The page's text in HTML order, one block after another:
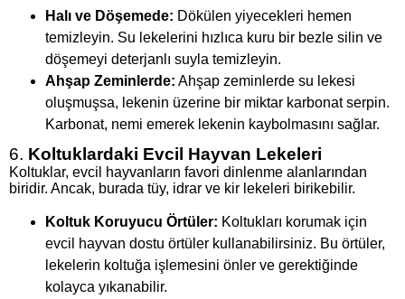
Halı ve Döşemede: Dökülen yiyecekleri hemen
temizleyin. Su lekelerini hızlıca kuru bir bezle silin ve
döşemeyi deterjanlı suyla temizleyin.
Ahşap Zeminlerde: Ahşap zeminlerde su lekesi
oluşmuşsa, lekenin üzerine bir miktar karbonat serpin.
Karbonat, nemi emerek lekenin kaybolmasını sağlar.
6. Koltuklardaki Evcil Hayvan Lekeleri
Koltuklar, evcil hayvanların favori dinlenme alanlarından
biridir. Ancak, burada tüy, idrar ve kir lekeleri birikebilir.
Koltuk Koruyucu Örtüler: Koltukları korumak için
evcil hayvan dostu örtüler kullanabilirsiniz. Bu örtüler,
lekelerin koltuğa işlemesini önler ve gerektiğinde
kolayca yıkanabilir.